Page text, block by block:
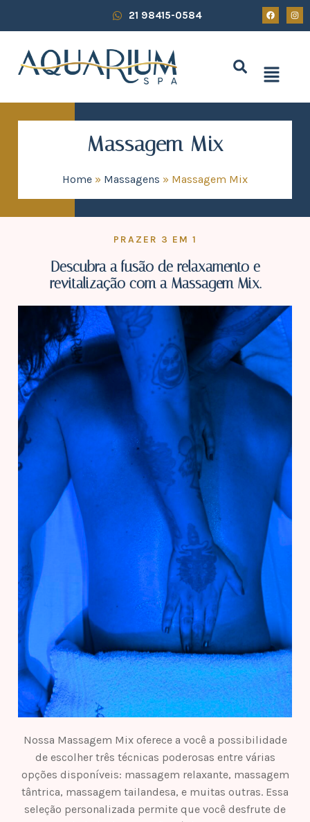
21 98415-0584
Massagem Mix
Home » Massagens » Massagem Mix
PRAZER 3 EM 1
Descubra a fusão de relaxamento e
revitalização com a Massagem Mix.
Nossa Massagem Mix oferece a você a possibilidade
de escolher três técnicas poderosas entre várias
opções disponíveis: massagem relaxante, massagem
tântrica, massagem tailandesa, e muitas outras. Essa
seleção personalizada permite que você desfrute de